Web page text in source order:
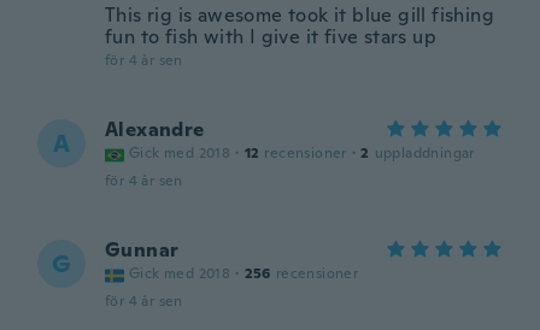
This rig is awesome took it blue gill fishing
fun to fish with I give it five stars up
för 4 år sen
A Alexandre
Gick med 2018 · 12 recensioner · 2 uppladdningar
för 4 år sen
G Gunnar
Gick med 2018 · 256 recensioner
för 4 år sen